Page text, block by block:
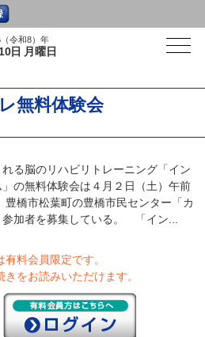
令和8）年
日 月曜日
無料体験会
る脳のリハビリトレーニング「イン
の無料体験会は４月２日（土）午前
橋市松葉町の豊橋市民センター「カ
加者を募集している。 「イン...
有料会員限定です。
をお読みいただけます。